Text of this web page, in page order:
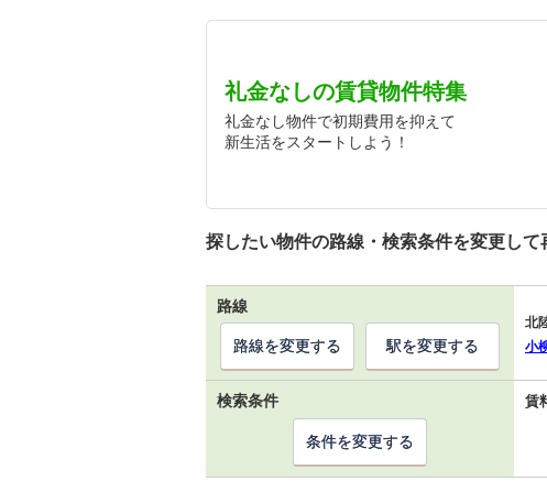
礼金なしの賃貸物件特集
礼金なし物件で初期費用を抑えて
新生活をスタートしよう！
探したい物件の路線・検索条件を変更して
路線
北
小
路線を変更する 駅を変更する
検索条件 賃
条件を変更する